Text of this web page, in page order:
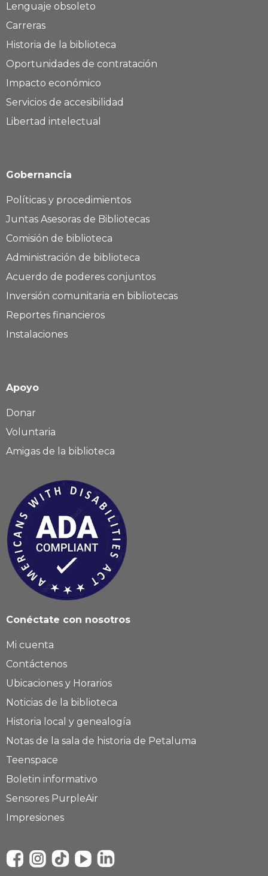
Lenguaje obsoleto
Carreras
Historia de la biblioteca
Oportunidades de contratación
Impacto económico
Servicios de accesibilidad
Libertad intelectual
Gobernancia
Políticas y procedimientos
Juntas Asesoras de Bibliotecas
Comisión de biblioteca
Administración de biblioteca
Acuerdo de poderes conjuntos
Inversión comunitaria en bibliotecas
Reportes financieros
Instalaciones
Apoyo
Donar
Voluntaria
Amigas de la biblioteca
Conéctate con nosotros
Mi cuenta
Contáctenos
Ubicaciones y Horarios
Noticias de la biblioteca
Historia local y genealogía
Notas de la sala de historia de Petaluma
Teenspace
Boletin informativo
Sensores PurpleAir
Impresiones